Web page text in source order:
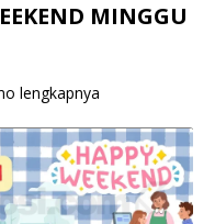
MINGGU
lengkapnya